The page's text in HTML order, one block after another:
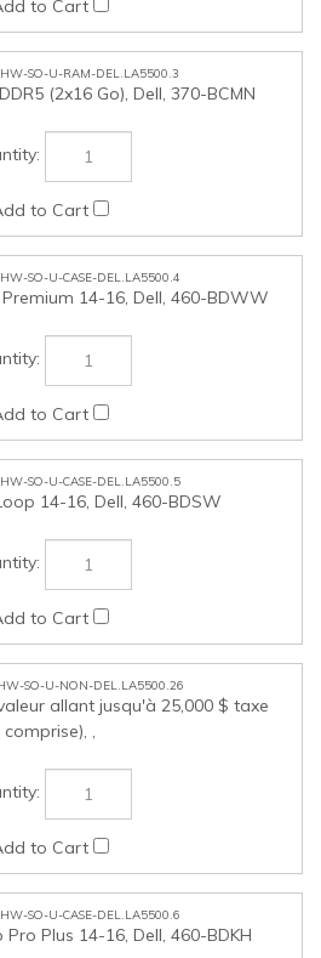
14-16, Dell, 460-BDWW
14-16, Dell, 460-BDSW
SO-U-NON-DEL.LA5500.26
allant jusqu'à 25,000 $ taxe
comprise), ,
Plus 14-16, Dell, 460-BDKH
HW-SO-U-CASE-DEL.LA5500.7
Urban 14-16, Dell, 460-BDJQ